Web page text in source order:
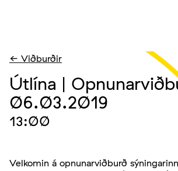
← Viðburðir
Útlína |
06.03.2019
13:00
Velkomin á opnunarviðburð